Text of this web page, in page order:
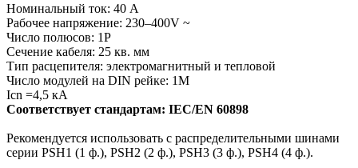
Номинальный ток: 40 А
Рабочее напряжение: 230–400V ~
Число полюсов: 1P
Сечение кабеля: 25 кв. мм
Тип расцепителя: электромагнитный и тепловой
Число модулей на DIN рейке: 1M
Icn =4,5 кА
Соответствует стандартам: IEC/EN 60898
Рекомендуется использовать с распределительными шинами
серии PSH1 (1 ф.), PSH2 (2 ф.), PSH3 (3 ф.), PSH4 (4 ф.).